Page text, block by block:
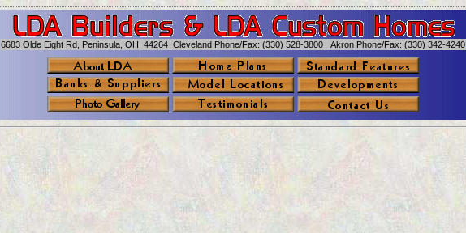
6683 Olde Eight Rd, Peninsula, OH 44264 Cleveland Phone/Fax: (330) 528-3800 Akron Phone/Fax: (330) 342-4240